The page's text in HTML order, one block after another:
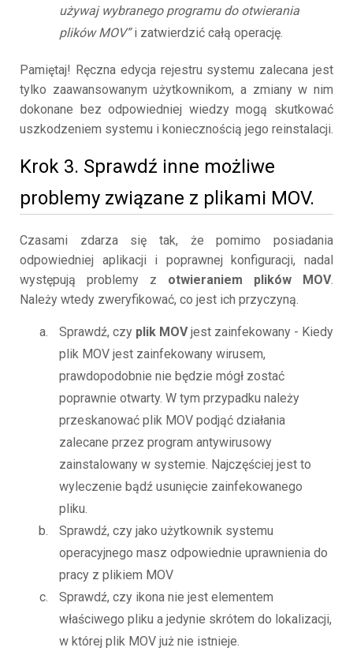
używaj wybranego programu do otwierania
plików MOV”i zatwierdzić całą operację.
Pamiętaj! Ręczna edycja rejestru systemu zalecana jest
tylko zaawansowanym użytkownikom, a zmiany w nim
dokonane bez odpowiedniej wiedzy mogą skutkować
uszkodzeniem systemu i koniecznością jego reinstalacji.
Krok 3. Sprawdź inne możliwe
problemy związane z plikami MOV.
Czasami zdarza się tak, że pomimo posiadania
odpowiedniej aplikacji i poprawnej konfiguracji, nadal
występują problemy z otwieraniem plików MOV.
Należy wtedy zweryfikować, co jest ich przyczyną.
Sprawdź, czy plik MOVjest zainfekowany - Kiedy
plik MOV jest zainfekowany wirusem,
prawdopodobnie nie będzie mógł zostać
poprawnie otwarty. W tym przypadku należy
przeskanować plik MOV podjąć działania
zalecane przez program antywirusowy
zainstalowany w systemie. Najczęściej jest to
wyleczenie bądź usunięcie zainfekowanego
pliku.
Sprawdź, czy jako użytkownik systemu
operacyjnego masz odpowiednie uprawnienia do
pracy z plikiem MOV
Sprawdź, czy ikona nie jest elementem
właściwego pliku a jedynie skrótem do lokalizacji,
w której plik MOV już nie istnieje.